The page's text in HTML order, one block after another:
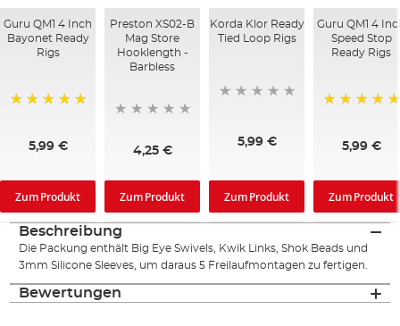
Guru QM1 4 Inch
Bayonet Ready
Rigs
5,99 €
Zum Produkt
Preston XS02-B
Mag Store
Hooklength -
Barbless
4,25 €
Zum Produkt
Korda Klor Ready
Tied Loop Rigs
5,99 €
Zum Produkt
Guru QM1 4
Speed Stop
Ready Rigs
5,99 €
Zum Produkt
Beschreibung
Die Packung enthält Big Eye Swivels, Kwik Links, Shok Beads und
3mm Silicone Sleeves, um daraus 5 Freilaufmontagen zu fertigen.
Bewertungen